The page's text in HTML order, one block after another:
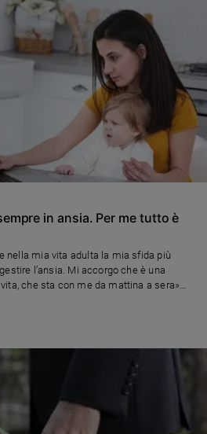
in ansia. Per me tutto è
nella mia vita adulta la mia sfida più
l’ansia. Mi accorgo che è una
che sta con me da mattina a sera»